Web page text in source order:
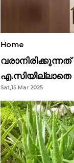
Home
എ.സിയില്ലാതെ
Sat,15 Mar 2025